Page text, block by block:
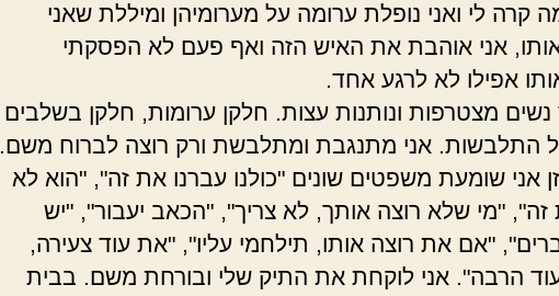
קרה לי ואני נופלת ערומה על מערומיהן ומיללת שאני
אני אוהבת את האיש הזה ואף פעם לא הפסקתי
אפילו לא לרגע אחד.
נשים מצטרפות ונותנות עצות. חלקן ערומות, חלקן בשלבים
התלבשות. אני מתנגבת ומתלבשת ורק רוצה לברוח משם.
אני שומעת משפטים שונים "כולנו עברנו את זה", "הוא לא
זה", "מי שלא רוצה אותך, לא צריך", "הכאב יעבור", "יש
"אם את רוצה אותו, תילחמי עליו", "את עוד צעירה,
הרבה". אני לוקחת את התיק שלי ובורחת משם. בבית